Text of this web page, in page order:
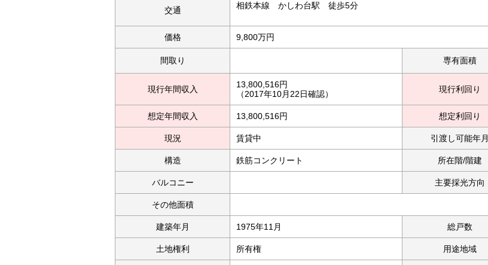
交通 相鉄本線 かしわ台駅 徒歩5分
価格 9,800万円
間取り 専有面積
現行年間収入
13,800,516円
（2017年10月22日確認）
現行利回り
想定年間収入 13,800,516円 想定利回り
現況 賃貸中 引渡し可能年月
構造 鉄筋コンクリート 所在階/階建
バルコニー 主要採光方向
その他面積
建築年月 1975年11月 総戸数
土地権利 所有権 用途地域